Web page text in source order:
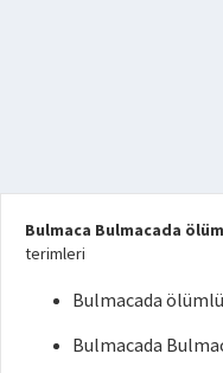
Bulmaca Bulmacada
terimleri
Bulmacada
Bulmacada